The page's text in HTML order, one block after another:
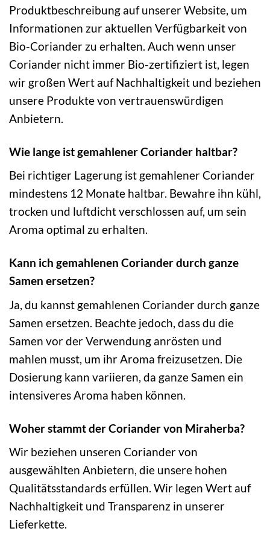
Produktbeschreibung auf unserer Website, um
Informationen zur aktuellen Verfügbarkeit von
Bio-Coriander zu erhalten. Auch wenn unser
Coriander nicht immer Bio-zertifiziert ist, legen
wir großen Wert auf Nachhaltigkeit und beziehen
unsere Produkte von vertrauenswürdigen
Anbietern.
Wie lange ist gemahlener Coriander haltbar?
Bei richtiger Lagerung ist gemahlener Coriander
mindestens 12 Monate haltbar. Bewahre ihn kühl,
trocken und luftdicht verschlossen auf, um sein
Aroma optimal zu erhalten.
Kann ich gemahlenen Coriander durch ganze
Samen ersetzen?
Ja, du kannst gemahlenen Coriander durch ganze
Samen ersetzen. Beachte jedoch, dass du die
Samen vor der Verwendung anrösten und
mahlen musst, um ihr Aroma freizusetzen. Die
Dosierung kann variieren, da ganze Samen ein
intensiveres Aroma haben können.
Woher stammt der Coriander von Miraherba?
Wir beziehen unseren Coriander von
ausgewählten Anbietern, die unsere hohen
Qualitätsstandards erfüllen. Wir legen Wert auf
Nachhaltigkeit und Transparenz in unserer
Lieferkette.